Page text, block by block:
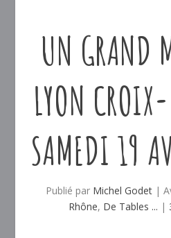
UN GRAND
LYON
SAMEDI 19
Publié par Michel Godet |
Rhône, De Tables ... |